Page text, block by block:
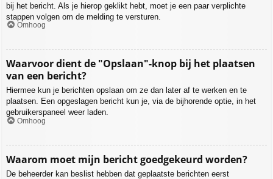
bij het bericht. Als je hierop geklikt hebt, moet je een paar verplichte
stappen volgen om de melding te versturen.
Omhoog
Waarvoor dient de "Opslaan"-knop bij het plaatsen
van een bericht?
Hiermee kun je berichten opslaan om ze dan later af te werken en te
plaatsen. Een opgeslagen bericht kun je, via de bijhorende optie, in het
gebruikerspaneel weer laden.
Omhoog
Waarom moet mijn bericht goedgekeurd worden?
De beheerder kan beslist hebben dat geplaatste berichten eerst